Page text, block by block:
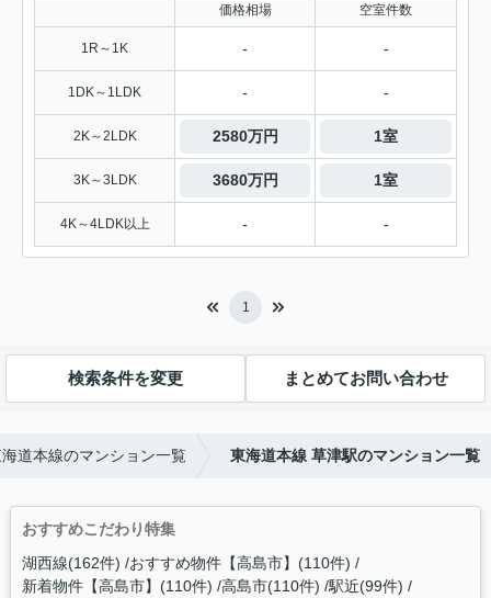
価格相場 空室件数
1R～1K - -
1DK～1LDK - -
2K～2LDK 2580万円 1室
3K～3LDK 3680万円 1室
4K～4LDK以上 - -
1
検索条件を変更 まとめてお問い合わせ
道本線のマンション一覧 東海道本線 草津駅のマンション一覧
おすすめこだわり特集
湖西線(162件) おすすめ物件【高島市】(110件)
新着物件【高島市】(110件) 高島市(110件) 駅近(99件)